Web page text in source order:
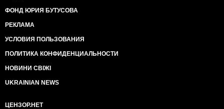
ФОНД ЮРИЯ БУТУСОВА
РЕКЛАМА
УСЛОВИЯ ПОЛЬЗОВАНИЯ
ПОЛИТИКА КОНФИДЕНЦИАЛЬНОСТИ
НОВИНИ СВІЖІ
UKRAINIAN NEWS
ЦЕНЗОР.НЕТ